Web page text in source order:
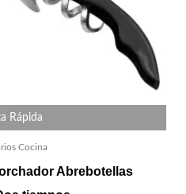
Rápida
Cocina
Abrebotellas